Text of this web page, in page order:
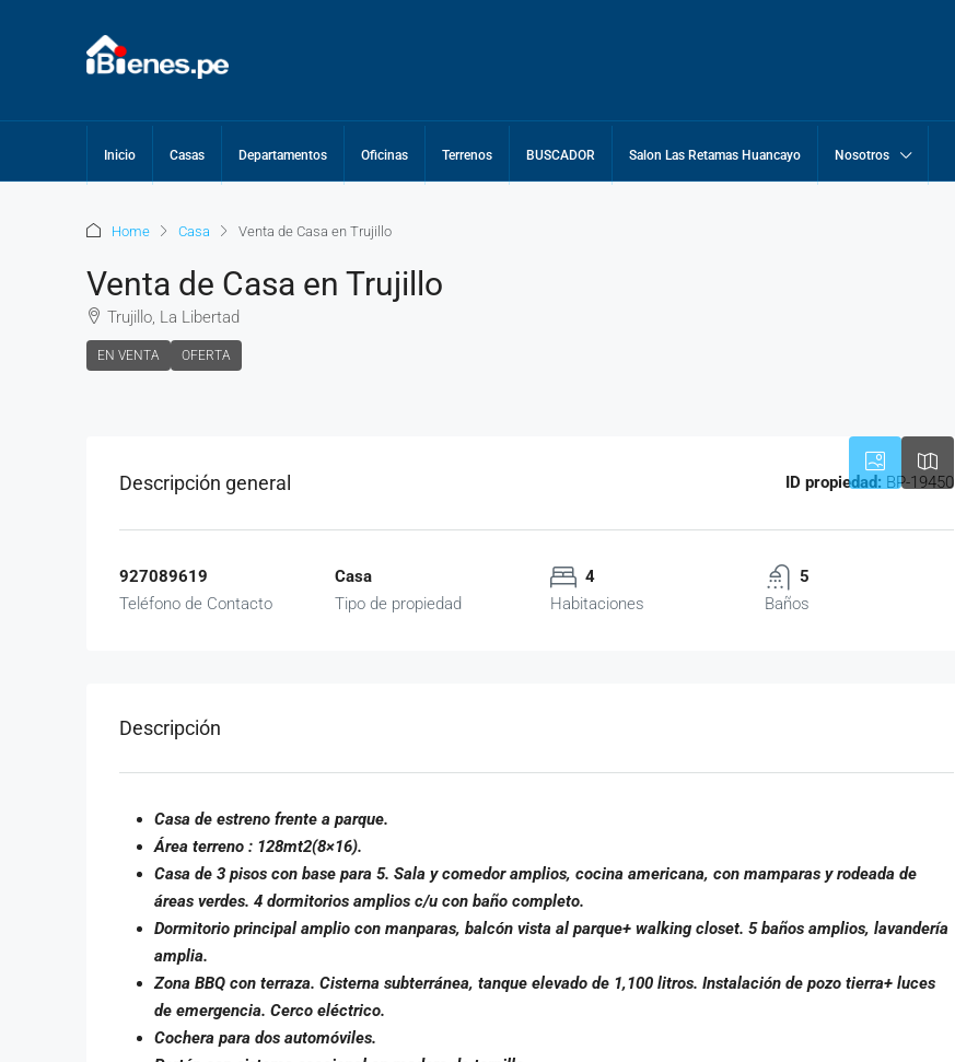
Inicio Casas Departamentos Oficinas Terrenos BUSCADOR Salon Las Retamas Huancayo Nosotros
Home Casa Venta de Casa en Trujillo
Venta de Casa en Trujillo
Trujillo, La Libertad
EN VENTA OFERTA
Descripción general ID propiedad: BP-19450
927089619
Teléfono de Contacto
Casa
Tipo de propiedad
4
Habitaciones
5
Baños
Descripción
Casa de estreno frente a parque.
Área terreno : 128mt2(8×16).
Casa de 3 pisos con base para 5. Sala y comedor amplios, cocina americana, con mamparas y rodeada de
áreas verdes. 4 dormitorios amplios c/u con baño completo.
Dormitorio principal amplio con manparas, balcón vista al parque+ walking closet. 5 baños amplios, lavandería
amplia.
Zona BBQ con terraza. Cisterna subterránea, tanque elevado de 1,100 litros. Instalación de pozo tierra+ luces
de emergencia. Cerco eléctrico.
Cochera para dos automóviles.